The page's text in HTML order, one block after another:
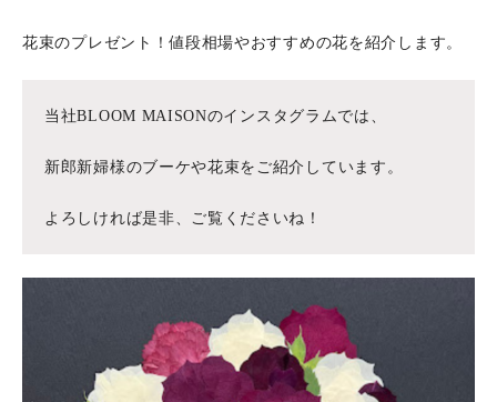
花束のプレゼント！値段相場やおすすめの花を紹介します。
当社BLOOM MAISONのインスタグラムでは、
新郎新婦様のブーケや花束をご紹介しています。
よろしければ是非、ご覧くださいね！